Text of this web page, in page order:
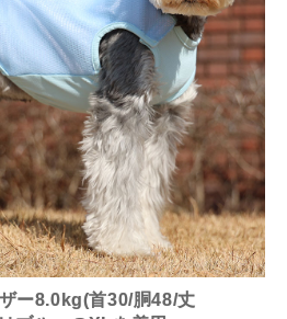
ー8.0kg(首30/胴48/丈